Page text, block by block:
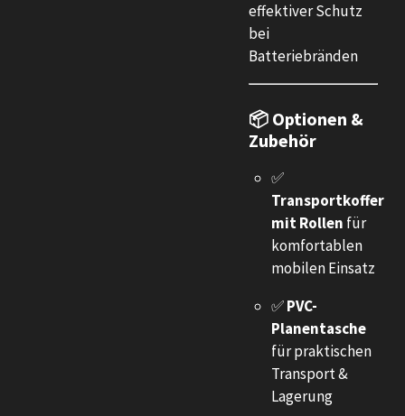
effektiver Schutz
bei
Batteriebränden
📦 Optionen &
Zubehör
✅
Transportkoffer
mit Rollen für
komfortablen
mobilen Einsatz
✅PVC-
Planentasche
für praktischen
Transport &
Lagerung